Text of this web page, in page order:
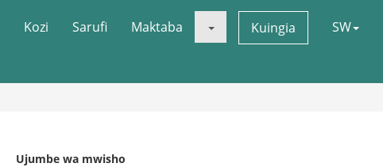
Kozi Sarufi Maktaba Kuingia SW
Ujumbe wa mwisho